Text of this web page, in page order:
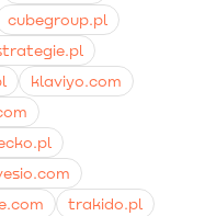
cubegroup.pl
klaviyo.com
trakido.pl